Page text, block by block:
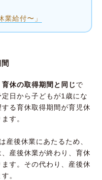
業給付〜」
育休の取得期間と同じで
日から子どもが1歳にな
る育休取得期間が育児休
す。
産後休業にあたるため、
産後休業が終わり、育休
す。その代わり、産後休
。